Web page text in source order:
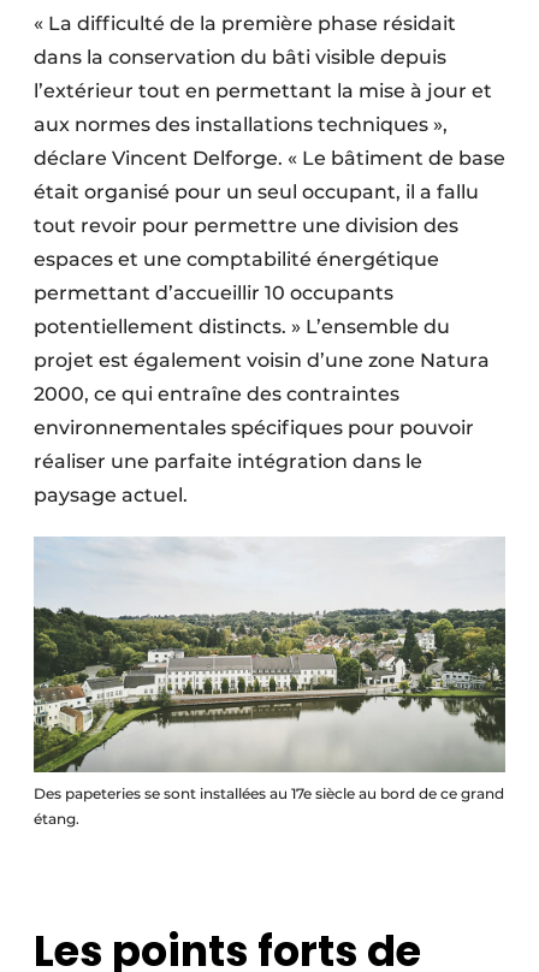
« La difficulté de la première phase résidait
dans la conservation du bâti visible depuis
l’extérieur tout en permettant la mise à jour et
aux normes des installations techniques »,
déclare Vincent Delforge. « Le bâtiment de base
était organisé pour un seul occupant, il a fallu
tout revoir pour permettre une division des
espaces et une comptabilité énergétique
permettant d’accueillir 10 occupants
potentiellement distincts. » L’ensemble du
projet est également voisin d’une zone Natura
2000, ce qui entraîne des contraintes
environnementales spécifiques pour pouvoir
réaliser une parfaite intégration dans le
paysage actuel.
Des papeteries se sont installées au 17e siècle au bord de ce grand
étang.
Les points forts de